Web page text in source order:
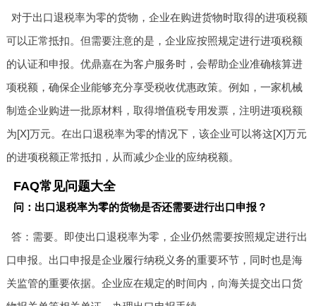
对于出口退税率为零的货物，企业在购进货物时取得的进项税额
可以正常抵扣。但需要注意的是，企业应按照规定进行进项税额
的认证和申报。优鼎嘉在为客户服务时，会帮助企业准确核算进
项税额，确保企业能够充分享受税收优惠政策。例如，一家机械
制造企业购进一批原材料，取得增值税专用发票，注明进项税额
为[X]万元。在出口退税率为零的情况下，该企业可以将这[X]万元
的进项税额正常抵扣，从而减少企业的应纳税额。
FAQ常见问题大全
问：出口退税率为零的货物是否还需要进行出口申报？
答：需要。即使出口退税率为零，企业仍然需要按照规定进行出
口申报。出口申报是企业履行纳税义务的重要环节，同时也是海
关监管的重要依据。企业应在规定的时间内，向海关提交出口货